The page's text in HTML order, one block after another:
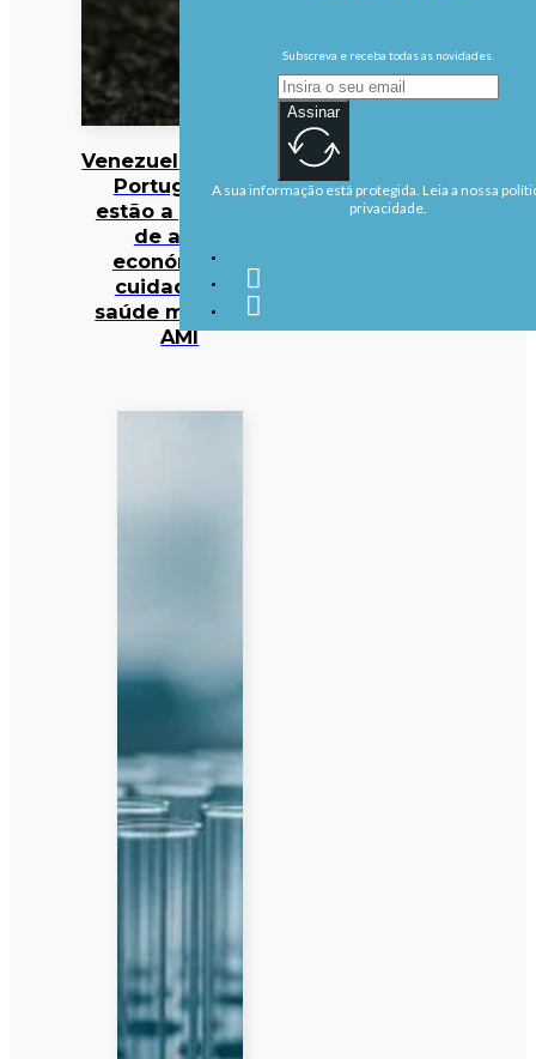
Venezuela/Sismos:
Portugueses
estão a precisar
de apoio
económico e
cuidados de
saúde mental —
AMI
Subscreva e receba todas as novidades.
Assinar
A sua informação está protegida. Leia a nossa
privacidade.